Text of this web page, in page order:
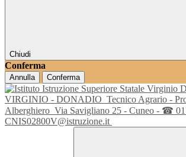
Chiudi
Conferma
Annulla Conferma
VIRGINIO - DONADIO Tecnico Agrario -
Alberghiero Via Savigliano 25 - Cuneo - ☎
CNIS02800V@istruzione.it